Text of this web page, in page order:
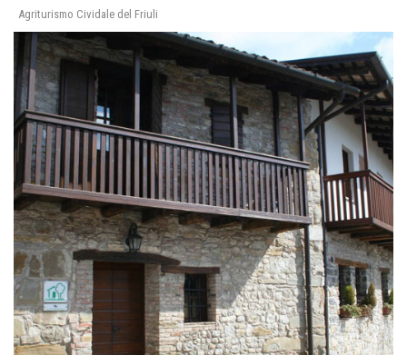
Agriturismo Cividale del Friuli